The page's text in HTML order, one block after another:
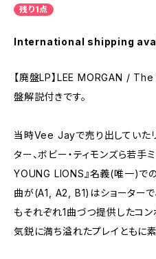
残り1点
International shipping
【廃盤LP】LEE MORGAN /
盤解説付きです。
当時Vee Jayで売り出していたリ
ター、ボビー・ティモンズら若手
YOUNG LIONS』名義(唯一)での
曲が(A1, A2, B1)はショーター
もそれぞれ1曲づつ提供したコン
気鋭に満ち溢れたプレイともに素